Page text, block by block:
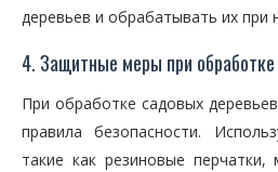
деревьев и обрабатывать их при
4. Защитные меры при обработке
При обработке садовых
правила безопасности.
такие как резиновые